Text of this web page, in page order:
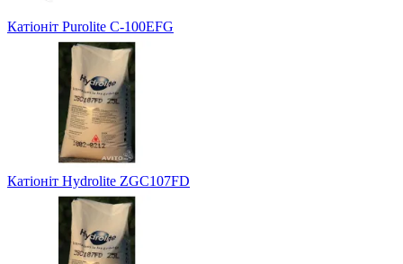
Катіоніт Purolite C-100EFG
Катіоніт Hydrolite ZGC107FD